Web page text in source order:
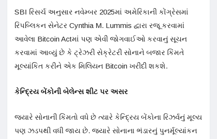
SBI રિસર્ચ અનુસાર નવેમ્બર 2025માં અમેરિકાની કોંગ્રેસમાં
રિપબ્લિકન સેનેટર Cynthia M. Lummis દ્વારા રજૂ કરવામાં
આવેલા Bitcoin Actમાં પણ એવી જોગવાઈઓ કરવાનું સૂચન
કરવામાં આવ્યું છે કે ટ્રેઝરી સેક્રેટરી સોનાને બજાર કિંમતે
મૂલ્યાંકિત કરીને એક મિલિયન Bitcoin ખરીદી શકશે.
કેન્દ્રિય બેંકોની બેલેન્સ શીટ પર અસર
જ્યારે સોનાની કિંમતો વધે છે ત્યારે કેન્દ્રિય બેંકોના રિઝર્વનું મૂલ્ય
પણ ઝડપથી વધી જાય છે. જ્યારે સોનાના ભંડારનું પુનર્મૂલ્યાંકન